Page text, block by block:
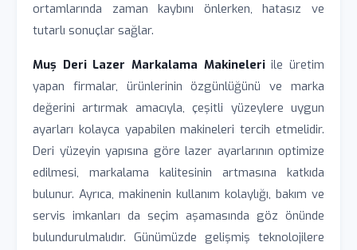
ortamlarında zaman kaybını önlerken, hatasız ve
tutarlı sonuçlar sağlar.
Muș Deri Lazer Markalama Makineleriile üretim
yapan firmalar, ürünlerinin özgünlüğünü ve marka
değerini artırmak amacıyla, çeşitli yüzeylere uygun
ayarları kolayca yapabilen makineleri tercih etmelidir.
Deri yüzeyin yapısına göre lazer ayarlarının optimize
edilmesi, markalama kalitesinin artmasına katkıda
bulunur. Ayrıca, makinenin kullanım kolaylığı, bakım ve
servis imkanları da seçim aşamasında göz önünde
bulundurulmalıdır. Günümüzde gelişmiş teknolojilere